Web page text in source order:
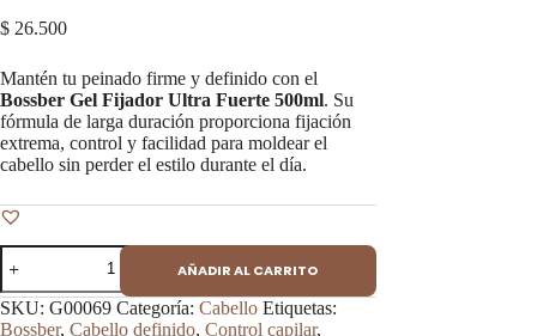
$ 26.500
Mantén tu peinado firme y definido con el
Bossber Gel Fijador Ultra Fuerte 500ml. Su
fórmula de larga duración proporciona fijación
extrema, control y facilidad para moldear el
cabello sin perder el estilo durante el día.
Bossber
Gel
Fijador
Ultra
AÑADIR AL CARRITO
SKU: G00069 Categoría: Cabello Etiquetas:
Bossber, Cabello definido, Control capilar,